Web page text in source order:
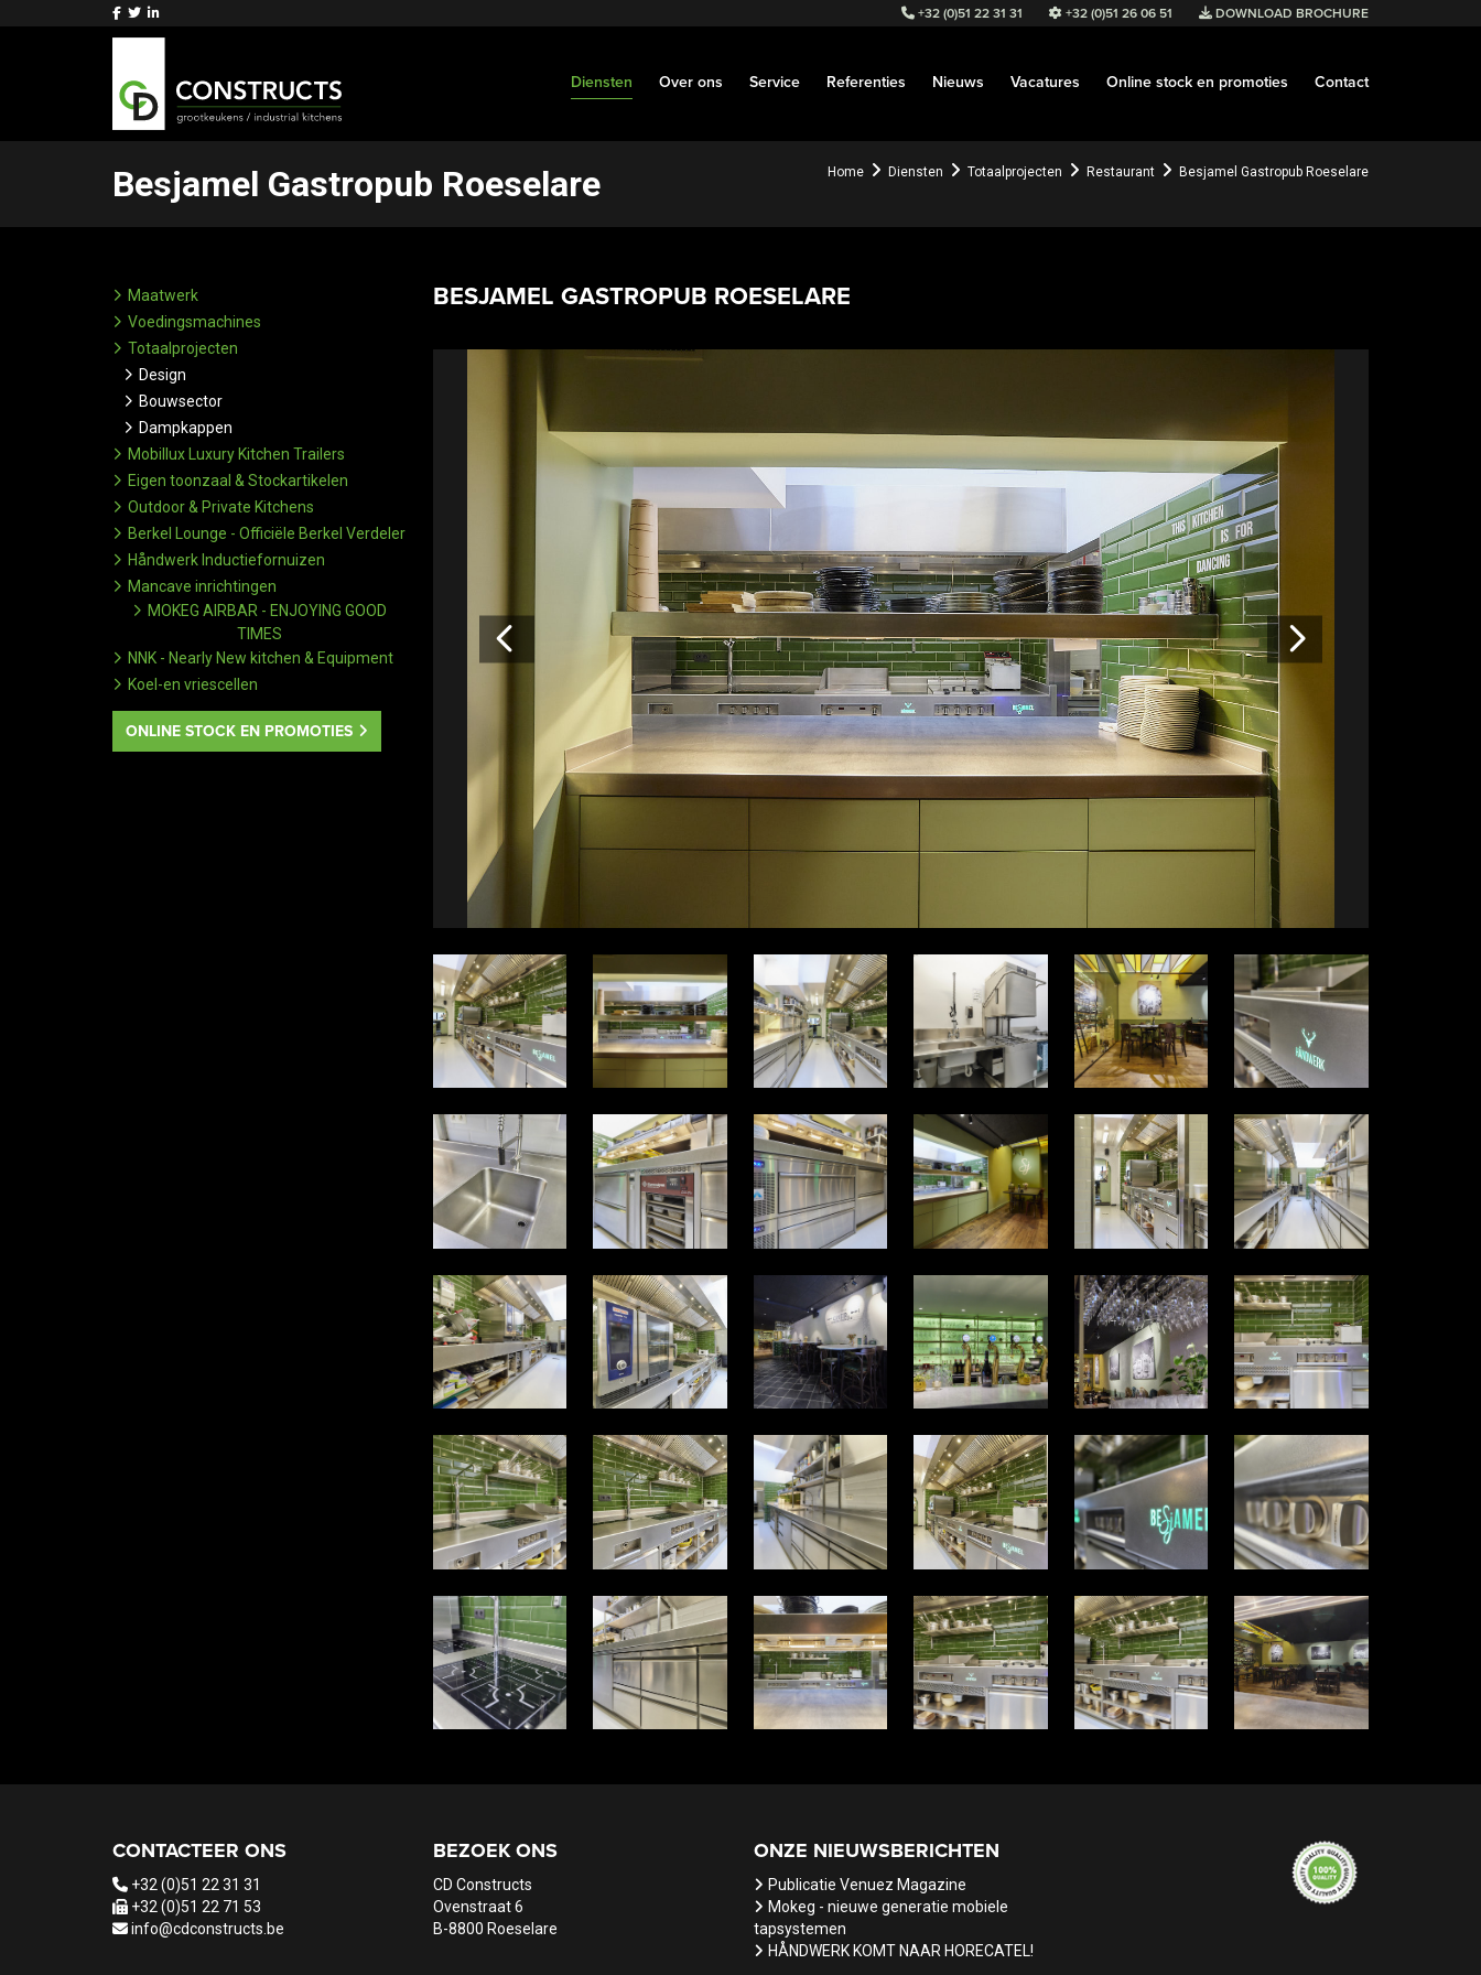
+32 (0)51 22 31 31 +32 (0)51 26 06 51 DOWNLOAD BROCHURE
Diensten Over ons Service Referenties Nieuws Vacatures Online stock en promoties Contact
Besjamel Gastropub Roeselare Home Diensten Totaalprojecten Restaurant Besjamel Gastropub Roeselare
Maatwerk
Voedingsmachines
Totaalprojecten
Design
Bouwsector
Dampkappen
Mobillux Luxury Kitchen Trailers
Eigen toonzaal & Stockartikelen
Outdoor & Private Kitchens
Berkel Lounge - Officiële Berkel Verdeler
Håndwerk Inductiefornuizen
Mancave inrichtingen
MOKEG AIRBAR - ENJOYING GOOD
TIMES
NNK - Nearly New kitchen & Equipment
Koel-en vriescellen
ONLINE STOCK EN PROMOTIES
BESJAMEL GASTROPUB ROESELARE
Vorige
CONTACTEER ONS
+32 (0)51 22 31 31
+32 (0)51 22 71 53
info@cdconstructs.be
BEZOEK ONS
CD Constructs
Ovenstraat 6
B-8800 Roeselare
ONZE NIEUWSBERICHTEN
Publicatie Venuez Magazine
Mokeg - nieuwe generatie mobiele
tapsystemen
HÅNDWERK KOMT NAAR HORECATEL!